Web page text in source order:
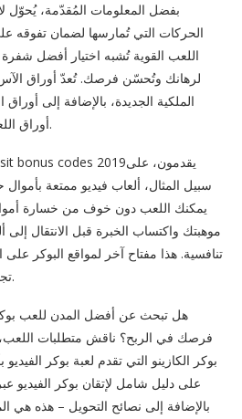
بفضل المعلومات المُقدّمة، يُحوّل
الحركات التي تُمارسها لضمان تفوقه
اللعب القوية تُشبه اختيار أفضل
لرهانك وتُحسّن فرصك. تُعدّ أوراق الآس
الملكية الجديدة، بالإضافة إلى
أوراق اللعب التي قد تُحدّد مسار لعبتك.
يقدمون، على
سبيل المثال، ألعاب فيديو ممتعة
يمكنك اللعب دون خوف من خسارة
موهبتك واكتساب الخبرة قبل الانتقال إلى
تنافسية. هذا مفتاح آخر لمواقع البوكر على
تجاهله تمامًا في تقييمات أخرى.
هل تبحث عن أفضل المدن للعب بوكر
فرصك في الربح؟ ناقش متطلبات
بوكر الكازينو التي تقدم لعبة بوكر
على دليل شامل لإتقان بوكر الفيديو
بالإضافة إلى نصائح التحويل – هذه هي